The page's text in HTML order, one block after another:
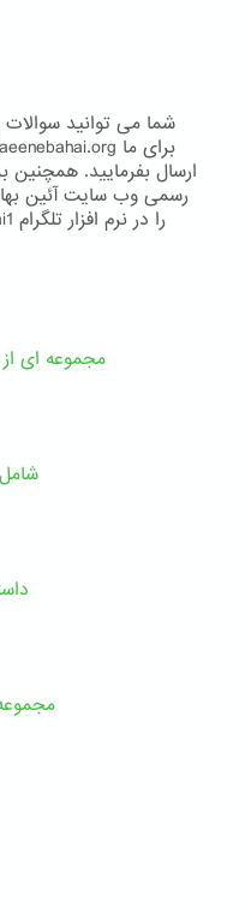
شما می توانید سوالات
ارسال بفرمایید. همچنین
رسمی وب سایت آئین
مجموعه ای